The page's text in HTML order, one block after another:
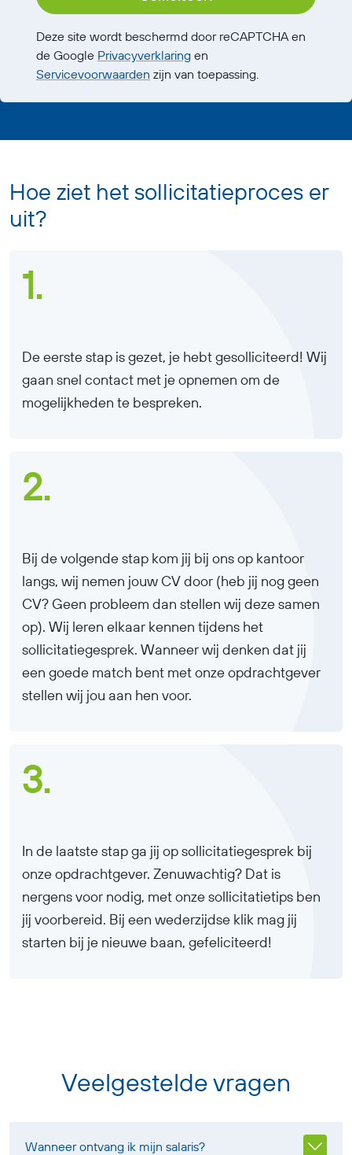
Deze site wordt beschermd door reCAPTCHA en
de Google Privacyverklaring en
Servicevoorwaarden zijn van toepassing.
Hoe ziet het sollicitatieproces er
uit?
1.
De eerste stap is gezet, je hebt gesolliciteerd! Wij
gaan snel contact met je opnemen om de
mogelijkheden te bespreken.
2.
Bij de volgende stap kom jij bij ons op kantoor
langs, wij nemen jouw CV door (heb jij nog geen
CV? Geen probleem dan stellen wij deze samen
op). Wij leren elkaar kennen tijdens het
sollicitatiegesprek. Wanneer wij denken dat jij
een goede match bent met onze opdrachtgever
stellen wij jou aan hen voor.
3.
In de laatste stap ga jij op sollicitatiegesprek bij
onze opdrachtgever. Zenuwachtig? Dat is
nergens voor nodig, met onze sollicitatietips ben
jij voorbereid. Bij een wederzijdse klik mag jij
starten bij je nieuwe baan, gefeliciteerd!
Veelgestelde vragen
Wanneer ontvang ik mijn salaris?